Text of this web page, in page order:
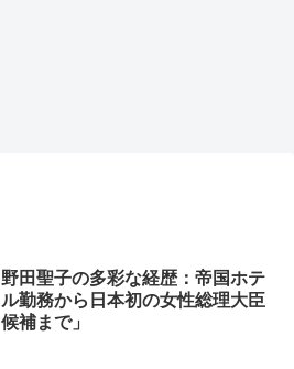
野田聖子の多彩な経歴：帝国ホテ
ル勤務から日本初の女性総理大臣
候補まで」